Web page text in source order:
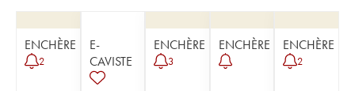
ENCHÈRE
2
E-
CAVISTE
ENCHÈRE
3
ENCHÈRE ENCHÈRE
2